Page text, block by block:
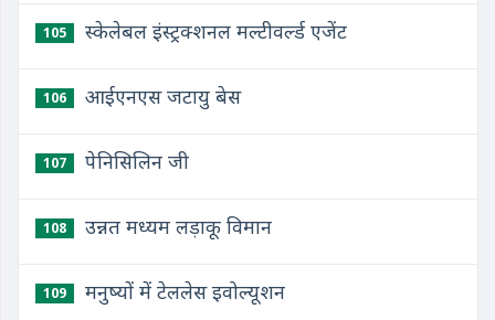
105 स्केलेबल इंस्ट्रक्शनल मल्टीवर्ल्ड एजेंट
106 आईएनएस जटायु बेस
107 पेनिसिलिन जी
108 उन्नत मध्यम लड़ाकू विमान
109 मनुष्यों में टेललेस इवोल्यूशन